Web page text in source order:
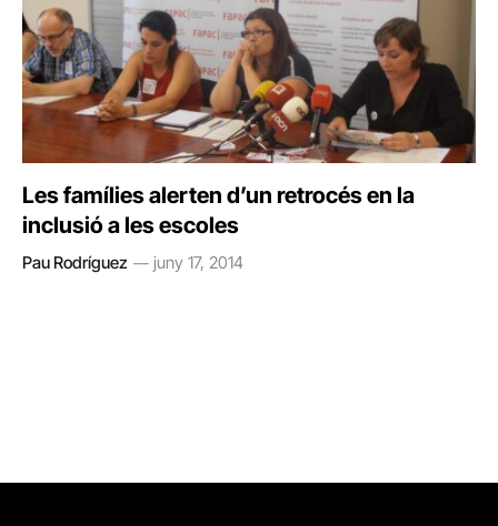
Les famílies alerten d’un retrocés en la
inclusió a les escoles
Pau Rodríguez juny 17, 2014